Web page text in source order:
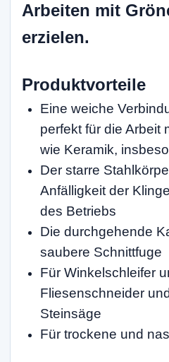
Arbeiten mit
erzielen.
Produktvorteile
Eine weiche
perfekt für die Arbeit
wie Keramik,
Der starre
Anfälligkeit der
des Betriebs
Die durchgehende
saubere Schnittfuge
Für Winkelschleifer
Fliesenschneider
Steinsäge
Für trockene und